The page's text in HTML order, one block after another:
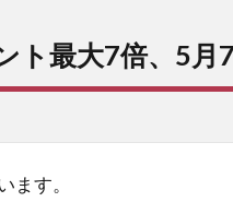
ト最大7倍、5月
ます。